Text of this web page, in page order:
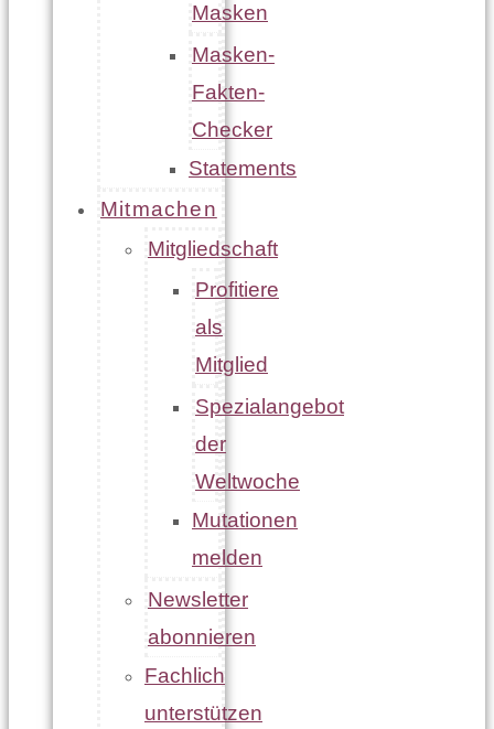
Masken
Masken-
Fakten-
Checker
Statements
Mitmachen
Mitgliedschaft
Profitiere
als
Mitglied
Spezialangebot
der
Weltwoche
Mutationen
melden
Newsletter
abonnieren
Fachlich
unterstützen